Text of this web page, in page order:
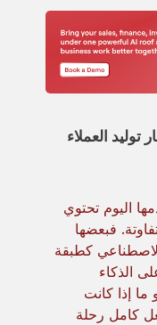
العملاء
اليوم تحتوي
فبعضها
كطبقة
الذكاء
إذا كانت
كامل رحلة